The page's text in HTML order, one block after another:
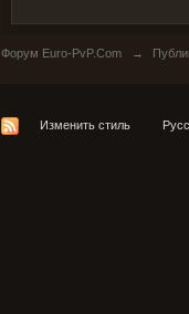
Форум Euro-PvP.Com →
Изменить стиль